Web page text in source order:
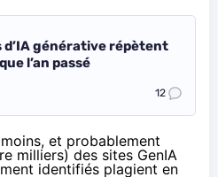
générative répètent
l’an passé
12
et probablement
milliers) des sites GenIA
identifiés plagient en